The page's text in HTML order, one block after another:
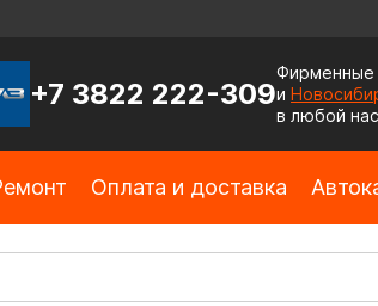
+7 3822 222-309
Фирменные
и
в любой
Оплата и доставка